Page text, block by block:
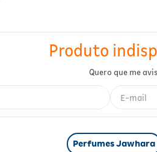
Perfumes Jawhara